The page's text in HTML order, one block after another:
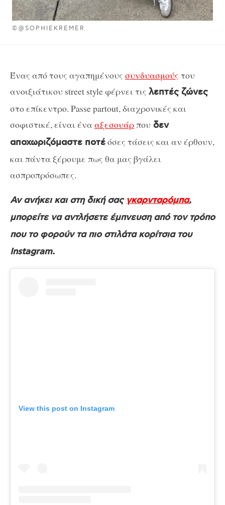
©@SOPHIEKREMER
Ένας από τους αγαπημένους συνδυασμούς του
ανοιξιάτικου street style φέρνει τις λεπτές ζώνες
στο επίκεντρο. Passe partout, διαχρονικές και
σοφιστικέ, είναι ένααξεσουάρπου δεν
αποχωριζόμαστε ποτέόσες τάσεις και αν έρθουν,
και πάντα ξέρουμε πως θα μας βγάλει
ασπροπρόσωπες.
Αν ανήκει και στη δική σας γκαρνταρόμπα,
μπορείτε να αντλήσετε έμπνευση από τον τρόπο
που το φορούν τα πιο στιλάτα κορίτσια του
Instagram.
View this post on Instagram